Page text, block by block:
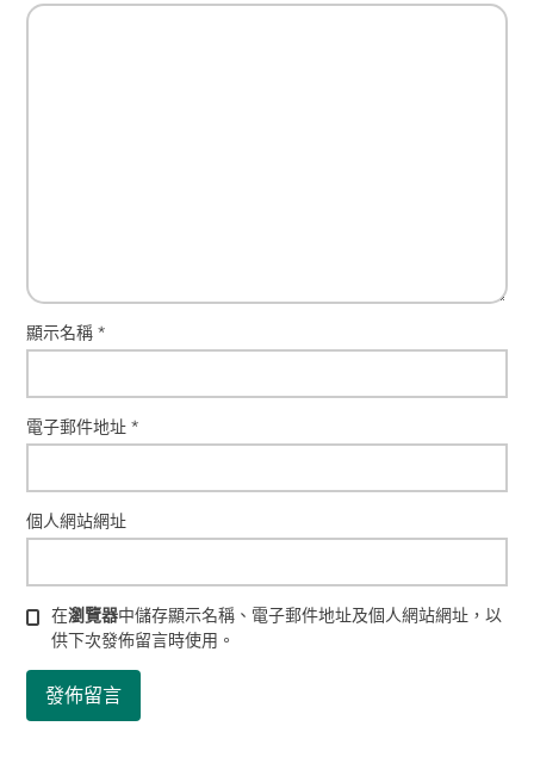
顯示名稱*
電子郵件地址*
個人網站網址
在瀏覽器中儲存顯示名稱、電子郵件地址及個人網站網址，以
供下次發佈留言時使用。